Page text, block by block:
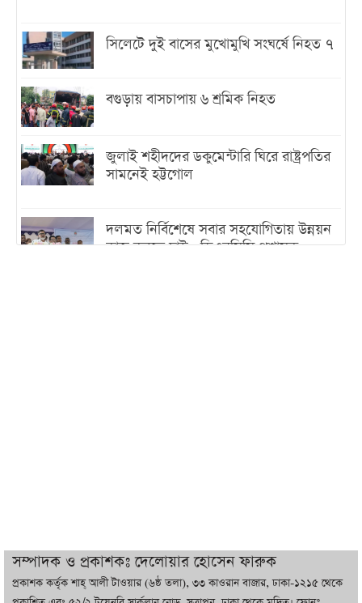
সিলেটে দুই বাসের মুখোমুখি সংঘর্ষে নিহত ৭
বগুড়ায় বাসচাপায় ৬ শ্রমিক নিহত
জুলাই শহীদদের ডকুমেন্টারি ঘিরে রাষ্ট্রপতির
সামনেই হট্টগোল
দলমত নির্বিশেষে সবার সহযোগিতায় উন্নয়ন
কাজ করতে চাই : ডিএনসিসি প্রশাসক
বাজারে কাঁচা মরিচে ‘আগুন’, ‘এত দাম তো
সম্পাদক ও প্রকাশকঃ দেলোয়ার হোসেন ফারুক
প্রকাশক কর্তৃক শাহ্ আলী টাওয়ার (৬ষ্ঠ তলা), ৩৩ কাওরান বাজার, ঢাকা-১২১৫ থেকে